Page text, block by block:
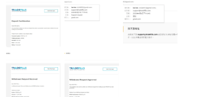
การงัด
TradeFillsเสนอเลเวอเรจสูงถึง 1:1000 สำหรับบัญชีเทรดทั้งสี่บัญชี -
micro, standard, professional และ ecn ซึ่งหมายความว่าผู้ซื้อขาย
สามารถเปิดสถานะด้วยมูลค่าที่มากกว่ายอดเงินในบัญชีของพวกเขา
ถึงความเสี่ยงของการใช้เลเวอเรจสูง เนื่องจากสามารถเพิ่มการสูญเสีย
ที่อาจเกิดขึ้นได้ ผู้ค้าควรพิจารณากลยุทธ์การจัดการความเสี่ยงอย่าง
นต์ของฉันและไม่สามารถเข้าสู่ระบบได้ 2023/04/06 TradeFills เว็บไ
ซต์อย่างเป็นทางการ https://www. TradeFills .com/ ไม่สามารถเข้าถึ
งได้อีกต่อไปและกล่องจดหมายฝ่ายบริการลูกค้า support@ TradeFills .
com ก็ไม่สามารถรับจดหมายได้เช่นกัน